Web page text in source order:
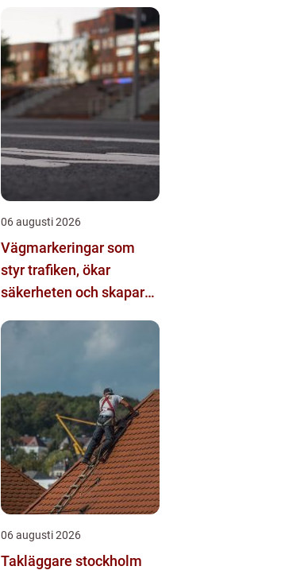
06 augusti 2026
Vägmarkeringar som
styr trafiken, ökar
säkerheten och skapar
06 augusti 2026
Takläggare stockholm